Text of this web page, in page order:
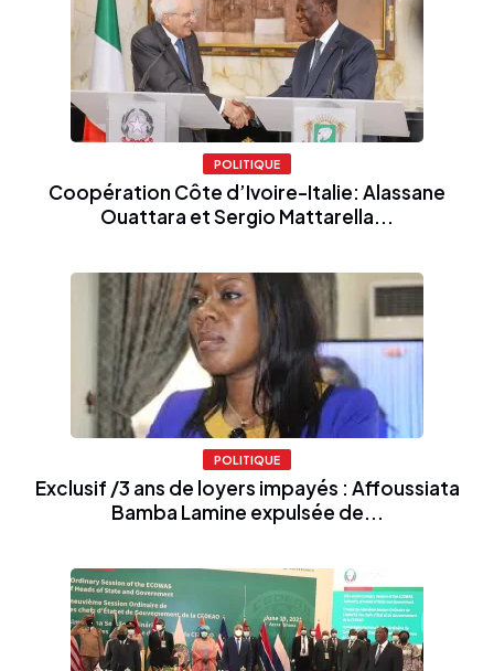
POLITIQUE
Coopération Côte d’Ivoire-Italie: Alassane
Ouattara et Sergio Mattarella...
POLITIQUE
Exclusif /3 ans de loyers impayés : Affoussiata
Bamba Lamine expulsée de...